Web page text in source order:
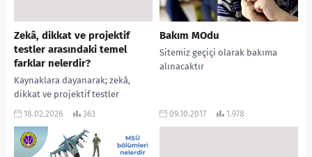
Zekâ, dikkat ve projektif
testler arasındaki temel
farklar nelerdir?
Kaynaklara dayanarak; zekâ,
dikkat ve projektif testler
arasındaki temel farklar, bu
kullanım amaçları ve uygulama
yöntemleri açısından...
18.02.2026 363
Bakım MOdu
Sitemiz geçiçi olarak bakıma
alınacaktır
09.10.2017 1.978